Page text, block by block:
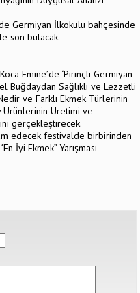
Germiyan İlkokulu bahçesinde
son bulacak.
Emine’de ‘Pirinçli Germiyan
Buğdaydan Sağlıklı ve Lezzetli
ve Farklı Ekmek Türlerinin
Ürünlerinin Üretimi ve
gerçekleştirecek.
edecek festivalde birbirinden
İyi Ekmek” Yarışması